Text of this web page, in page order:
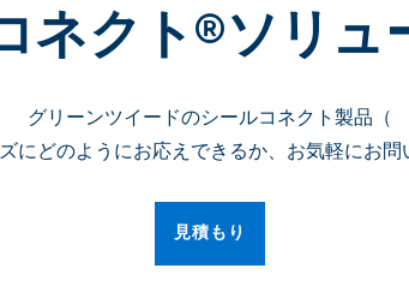
ネクト®ソリュ
グリーンツイードのシールコネクト製品（
にどのようにお応えできるか、お気軽にお問
見積もり